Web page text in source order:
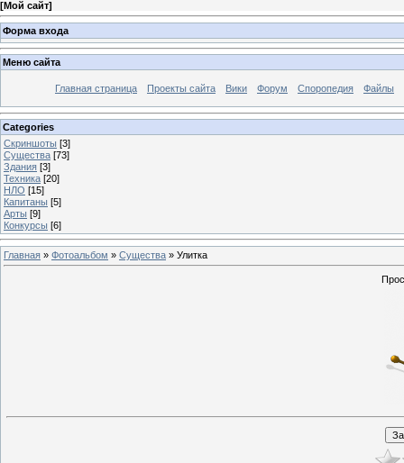
[Мой сайт]
Форма входа
Меню сайта
Главная страница Проекты сайта Вики Форум Споропедия Файлы
Categories
Скриншоты [3]
Существа [73]
Здания [3]
Техника [20]
НЛО [15]
Капитаны [5]
Арты [9]
Конкурсы [6]
Главная » Фотоальбом » Существа » Улитка